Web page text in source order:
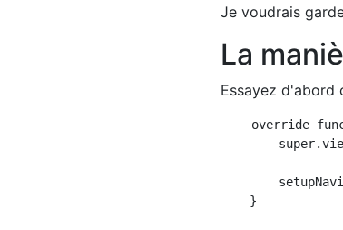
Je voudrais
La
Essayez d'abord
override
    }